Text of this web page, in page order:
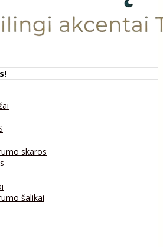
skaros
šalikai